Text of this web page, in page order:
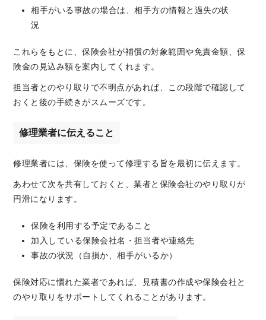
相手がいる事故の場合は、相手方の情報と過失の状
況
これらをもとに、保険会社が補償の対象範囲や免責金額、保
険金の見込み額を案内してくれます。
担当者とのやり取りで不明点があれば、この段階で確認して
おくと後の手続きがスムーズです。
修理業者に伝えること
修理業者には、保険を使って修理する旨を最初に伝えます。
あわせて次を共有しておくと、業者と保険会社のやり取りが
円滑になります。
保険を利用する予定であること
加入している保険会社名・担当者や連絡先
事故の状況（自損か、相手がいるか）
保険対応に慣れた業者であれば、見積書の作成や保険会社と
のやり取りをサポートしてくれることがあります。